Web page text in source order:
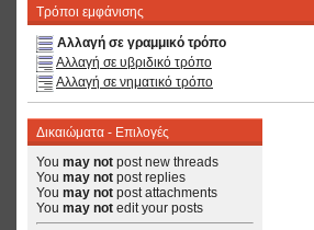
Τρόποι εμφάνισης
Αλλαγή σε γραμμικό τρόπο
Αλλαγή σε υβριδικό τρόπο
Αλλαγή σε νηματικό τρόπο
Δικαιώματα - Επιλογές
You may not post new threads
You may not post replies
You may not post attachments
You may not edit your posts